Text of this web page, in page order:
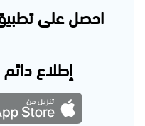
احصل على
إطلاع دائم